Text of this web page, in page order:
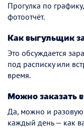
Прогулка по
фотоотчёт.
Как выгульщик
Это обсуждается
под расписку или
время.
Можно заказать
Да, можно и разовую
каждый день — как